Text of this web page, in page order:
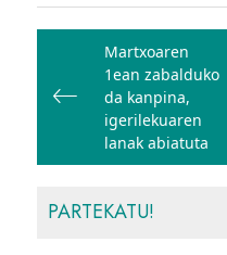
Bidalketetan
zehar
nabigatu
Martxoaren
1ean zabalduko
da kanpina,
igerilekuaren
lanak abiatuta
PARTEKATU!